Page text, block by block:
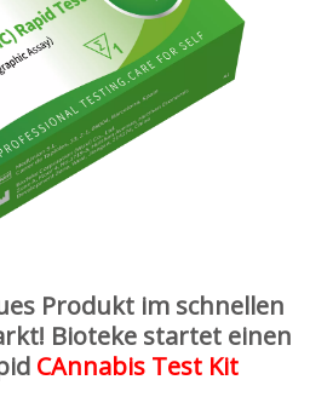
Produkt im schnellen
Bioteke startet einen
CAnnabis Test Kit